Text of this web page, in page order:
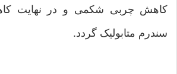
کاهش چربی شکمی و در نهایت
سندرم متابولیک گردد.